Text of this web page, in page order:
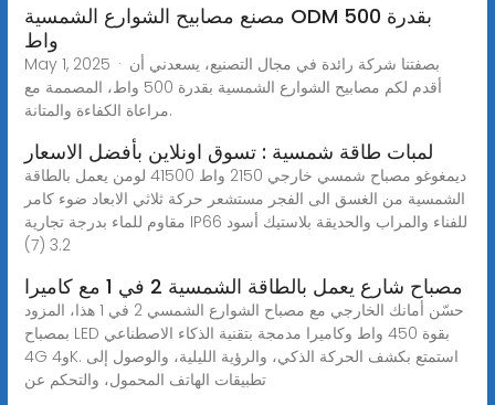
مصنع مصابيح الشوارع الشمسية ODM بقدرة 500
واط
May 1, 2025 · بصفتنا شركة رائدة في مجال التصنيع، يسعدني أن
أقدم لكم مصابيح الشوارع الشمسية بقدرة 500 واط، المصممة مع
مراعاة الكفاءة والمتانة.
لمبات طاقة شمسية : تسوق اونلاين بأفضل الاسعار
ديمغوغو مصباح شمسي خارجي 2150 واط 41500 لومن يعمل بالطاقة
الشمسية من الغسق الى الفجر مستشعر حركة ثلاثي الابعاد ضوء كامر
مقاوم للماء بدرجة تجارية IP66 للفناء والمراب والحديقة بلاستيك أسود
3.2 (7)
مصباح شارع يعمل بالطاقة الشمسية 2 في 1 مع كاميرا
حسّن أمانك الخارجي مع مصباح الشوارع الشمسي 2 في 1 هذا، المزود
بمصباح LED بقوة 450 واط وكاميرا مدمجة بتقنية الذكاء الاصطناعي
4G و4K. استمتع بكشف الحركة الذكي، والرؤية الليلية، والوصول إلى
تطبيقات الهاتف المحمول، والتحكم عن